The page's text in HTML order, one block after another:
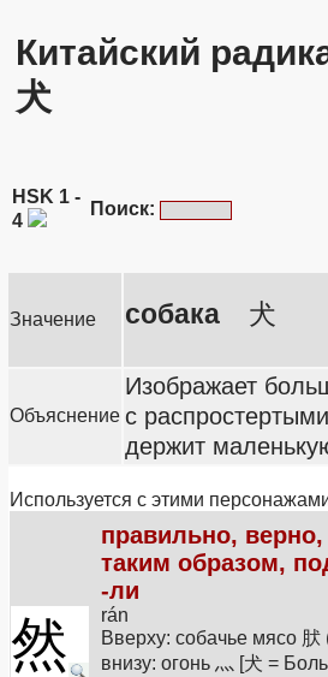
Китайский
犬
HSK 1 -
4
Поиск:
Значение собака 犬
Объяснение
Изображает
с
держит
Используется с этими
然
правильно, верно,
таким образом,
-ли
rán
Вверху: собачье мясо 肰
внизу: огонь 灬 [犬 =